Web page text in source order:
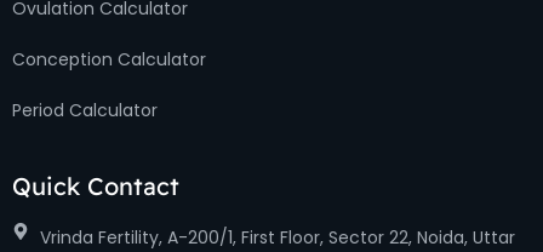
Ovulation Calculator
Conception Calculator
Period Calculator
Quick Contact
Vrinda Fertility, A-200/1, First Floor, Sector 22, Noida, Uttar